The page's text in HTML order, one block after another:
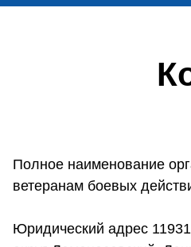
Полное наименование
ветеранам боевых
Юридический адрес